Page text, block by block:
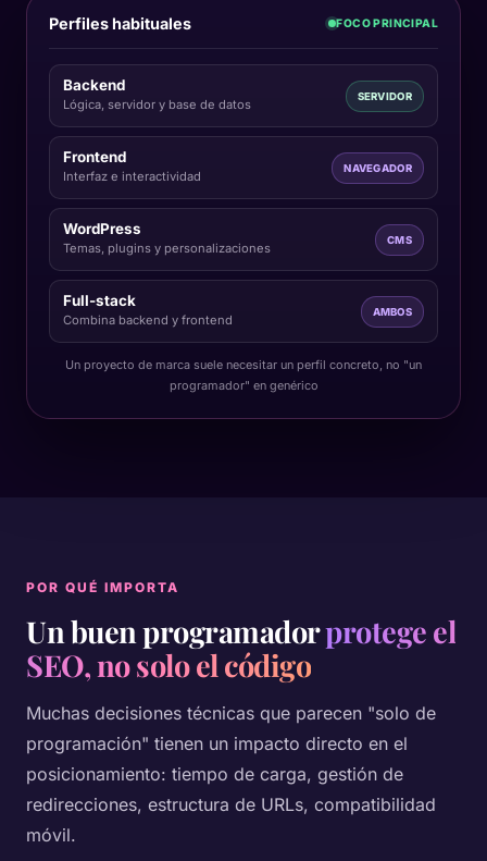
Perfiles habituales FOCO PRINCIPAL
Backend
Lógica, servidor y base de datos
SERVIDOR
Frontend
Interfaz e interactividad
NAVEGADOR
WordPress
Temas, plugins y personalizaciones
CMS
Full-stack
Combina backend y frontend
AMBOS
Un proyecto de marca suele necesitar un perfil concreto, no "un
programador" en genérico
POR QUÉ IMPORTA
Un buen programadorprotege el
SEO, no solo el código
Muchas decisiones técnicas que parecen "solo de
programación" tienen un impacto directo en el
posicionamiento: tiempo de carga, gestión de
redirecciones, estructura de URLs, compatibilidad
móvil.